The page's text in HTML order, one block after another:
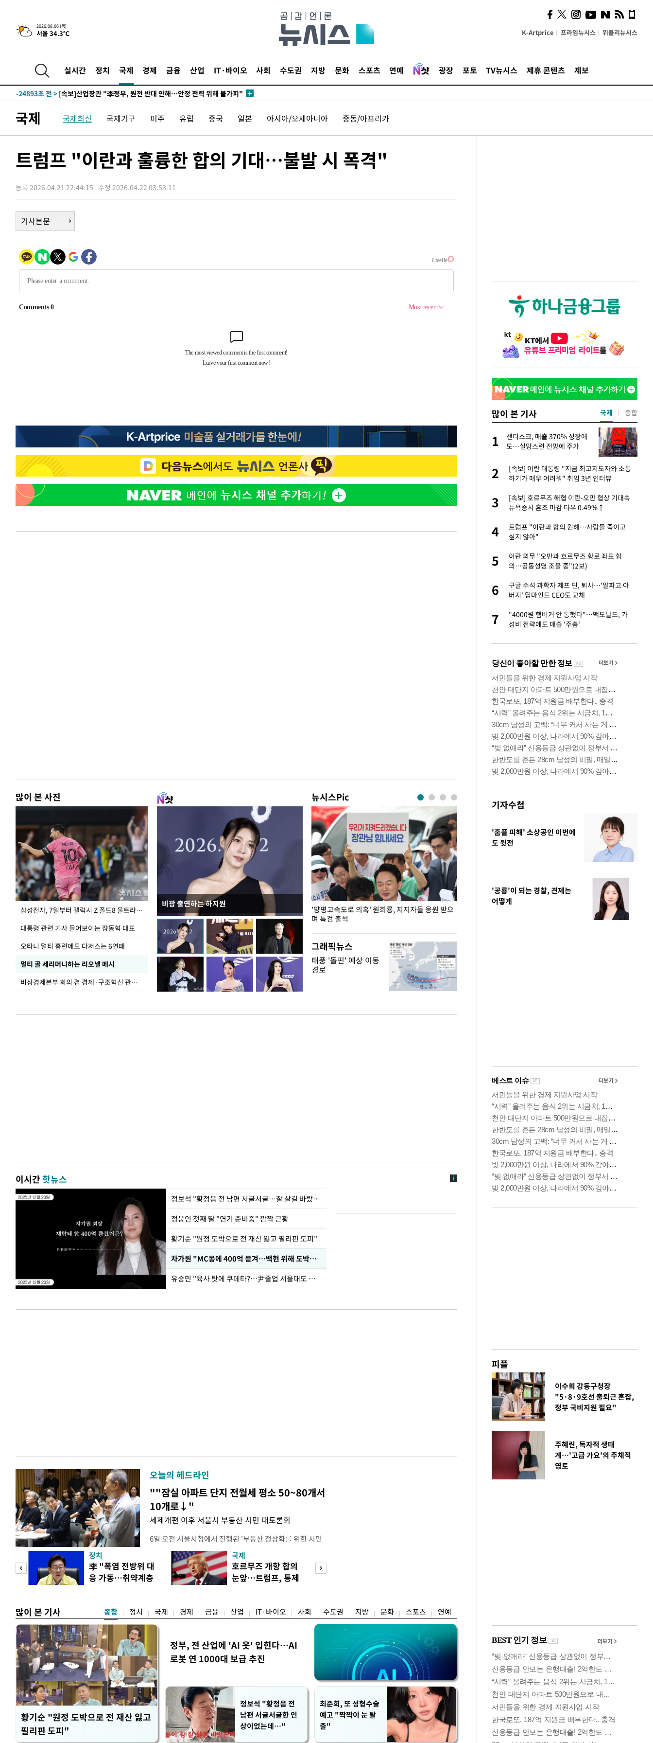
2026.08.06 (목)
서울 34.3℃ K-Artprice 프라임뉴시스 위클리뉴시스
실시간 정치 국제 경제 금융 산업 IT·바이오 사회 수도권 지방 문화 스포츠 연예 광장 포토 TV뉴시스 제휴 콘텐츠 제보
3시간 전 >[속보] "이란-오만, 호르무즈 해협 통행 항로 합의" 이란 외무부 대변인
-28758초 전 >내일까지 39도 '펄펄'…기상청 "태풍 지나며 폭염 잠시 꺾인다"
-28373초 전 >
"美간섭에 합의 지연"…트럼프, '이란 호르무즈 통제권' 수용할까
-24893초 전 >
-23590초 전 > [속보]경찰, '홍명보 선임 논란' 대한축구협회·축구회관 등 압수수
상
-22770초 전 >
[속보]코스피 매도사이드카 발동…4%대 급락
-22042초 전 >[속보]전남광주 초대 시민추천 부시장에 백승주·윤난실
-18170초 전 >[속보]코스닥, 2.15포인트(0.27%) 내린 797.44 출발
-14600초 전 >6월 경상수지 497.3억 달러…두 달 연속 사상 최대
-14551초 전 >서울 낮 39도 '폭염중대경보'…40도 관측 가능성도
-11913초 전 >
-4086초 전 >[속보] 호르무즈 해협 이란-오만 협상 기대속 뉴욕증시 혼조 마감 다
임 3년 인터뷰
3시간 전 > [속보] "이란-오만, 호르무즈 해협 통행 항로 합의" 이란 외무부 대변인
-28758초 전 >내일까지 39도 '펄펄'…기상청 "태풍 지나며 폭염 잠시 꺾인다"
-28395초 전 > 트럼프, 한국계 진보 주지사 후보 맹공…"공산주의가 최대 위협"
-24893초 전 >
[속보]산업장관 "美무역법 제301조 과잉생산 결과 발표 8월 중 예
[속보]코스피 매도사이드카 발동…4%대 급락
[속보]전남광주 초대 시민추천 부시장에 백승주·윤난실
-14551초 전 >
서울 낮 39도 '폭염중대경보'…40도 관측 가능성도
-11913초 전 >미 워싱턴주 스포캔 시의 통제불능 3개 산불, 방화선 일부 구축
-4086초 전 > [속보] 호르무즈 해협 이란-오만 협상 기대속 뉴욕증시 혼조 마감 다
우 0.49%↑
-2441초 전 >[속보] 이란 대통령 "지금 최고지도자와 소통하기가 매우 어려워" 취
임 3년 인터뷰
3시간 전 > [속보] "이란-오만, 호르무즈 해협 통행 항로 합의" 이란 외무부 대변인
국제 국제최신 국제기구 미주 유럽 중국 일본 아시아/오세아니아 중동/아프리카
트럼프 "이란과 훌륭한 합의 기대…불발 시 폭격"
등록 2026.04.21 22:44:15 수정 2026.04.22 03:53:11
기사본문
많이 본 사진
삼성전자, 7일부터 갤럭시 Z 폴드8 울트라·폴드8·플립8 출시
대통령 관련 기사 들어보이는 장동혁 대표
오타니 멀티 홈런에도 다저스는 6연패
멀티 골 세리머니하는 리오넬 메시
비상경제본부 회의 겸 경제·구조혁신 관계장관회의
비광 출연하는 하지원
뉴시스Pic
이재명 대통령, "수사·기소 분리 관련 대비책 최
선 다해 강구해야"
'양평고속도로 의혹' 원희룡, 지지자들 응원 받으
며 특검 출석
장동혁 "李 대
하다"
그래픽뉴스
태풍 '돌핀' 예상 이동
경로
이시간핫뉴스
정보석 "황정음 전 남편 서글서글…잘 살길 바랐는데"
정웅인 첫째 딸 "연기 준비중" 깜짝 근황
황기순 "원정 도박으로 전 재산 잃고 필리핀 도피"
차가원 "MC몽에 400억 뜯겨…백현 위해 도박빚 갚아줘"
유승민 "육사 탓에 쿠데타?…尹졸업 서울대도 없애나"
오늘의 헤드라인
""잠실 아파트 단지 전월세 평소 50~80개서
10개로↓"
세제개편 이후 서울시 부동산 시민 대토론회
6일 오전 서울시청에서 진행된 '부동산 정상화를 위한 시민
대토론회'에서는 정부의 세제개편안에 대한 불만과 지적이
이어졌다. 이날 토론회에는 보유 주택에 거주하지 않는 1주
택자와 무주택 청년, 민간임대사업자 등 시민과 전문가, 크
리에이터 등 50여 명이 참석했다. 잠실에서 21년째 공인중
택
정치
李 "폭염 전방위 대
응 가동…취약계층
국제
호르무즈 개항 합의
눈앞…트럼프, 통제
많이 본 기사 종합 정치 국제 경제 금융 산업 IT·바이오 사회 수도권 지방 문화 스포츠 연예
황기순 "원정 도박으로 전 재산 잃고
필리핀 도피"
정부, 전 산업에 'AI 옷' 입힌다…AI
로봇 연 1000대 보급 추진
정보석 "황정음 전
남편 서글서글한 인
상이었는데…"
최준희, 또 성형수술
예고 "짝짝이 눈 탈
출"
많이 본 기사
황기순 "원정 도박으로 전 재
산 잃고 필리핀 도피"
2
1000대 보급 추진
3
정보석 "황정음 전 남편 서글서글한 인상이
었는데…"
4
1
샌디스크, 매출 370% 성장에
도…실망스런 전망에 주가
2
[속보] 이란 대통령 "지금 최고지도자와 소통
하기가 매우 어려워" 취임 3년 인터뷰
3
[속보] 호르무즈 해협 이란-오만 협상 기대속
뉴욕증시 혼조 마감 다우 0.49%↑
4
트럼프 "이란과 합의 원해…사람들 죽이고
싶지 않아"
5
이란 외무 "오만과 호르무즈 항로 좌표 합
의…공동성명 조율 중"(2보)
6
구글 수석 과학자 제프 딘, 퇴사…'알파고 아
버지' 딥마인드 CEO도 교체
7
"4000원 햄버거 안 통했다"…맥도날드, 가
성비 전략에도 매출 '주춤'
국제 종합
기자수첩
'홈플 피해' 소상공인 이번에
도 뒷전
'공룡'이 되는 경찰, 견제는
어떻게
피플
이수희 강동구청장
"5·8·9호선 출퇴근 혼잡,
정부 국비지원 필요"
주혜린, 독자적 생태
계…'고급 가요'의 주체적
영토